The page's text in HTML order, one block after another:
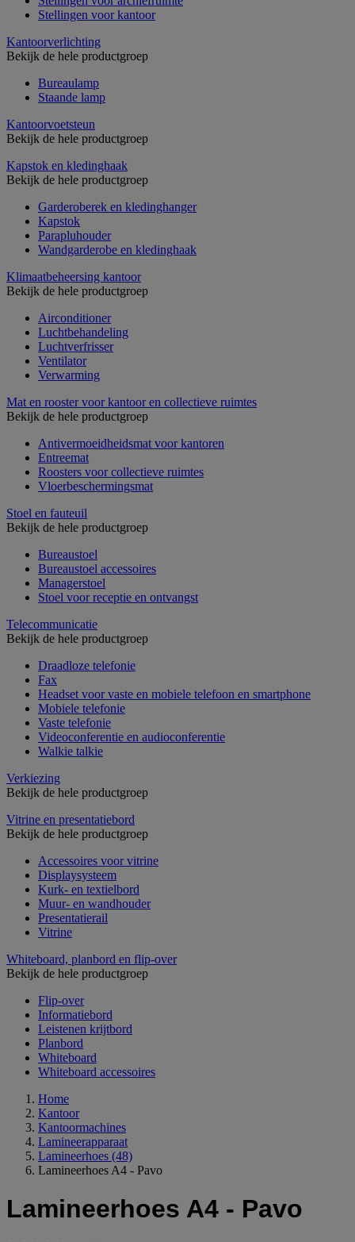
Stellingen voor kantoor
Kantoorverlichting
Bekijk de hele productgroep
Bureaulamp
Staande lamp
Kantoorvoetsteun
Bekijk de hele productgroep
Kapstok en kledinghaak
Bekijk de hele productgroep
Garderoberek en kledinghanger
Kapstok
Parapluhouder
Wandgarderobe en kledinghaak
Klimaatbeheersing kantoor
Bekijk de hele productgroep
Airconditioner
Luchtbehandeling
Luchtverfrisser
Ventilator
Verwarming
Mat en rooster voor kantoor en collectieve ruimtes
Bekijk de hele productgroep
Antivermoeidheidsmat voor kantoren
Entreemat
Roosters voor collectieve ruimtes
Vloerbeschermingsmat
Stoel en fauteuil
Bekijk de hele productgroep
Bureaustoel
Bureaustoel accessoires
Managerstoel
Stoel voor receptie en ontvangst
Telecommunicatie
Bekijk de hele productgroep
Draadloze telefonie
Fax
Headset voor vaste en mobiele telefoon en smartphone
Mobiele telefonie
Vaste telefonie
Videoconferentie en audioconferentie
Walkie talkie
Verkiezing
Bekijk de hele productgroep
Vitrine en presentatiebord
Bekijk de hele productgroep
Accessoires voor vitrine
Displaysysteem
Kurk- en textielbord
Muur- en wandhouder
Presentatierail
Vitrine
Whiteboard, planbord en flip-over
Bekijk de hele productgroep
Flip-over
Informatiebord
Leistenen krijtbord
Planbord
Whiteboard
Whiteboard accessoires
Home
Kantoor
Kantoormachines
Lamineerapparaat
Lamineerhoes (48)
Lamineerhoes A4 - Pavo
Lamineerhoes A4 - Pavo